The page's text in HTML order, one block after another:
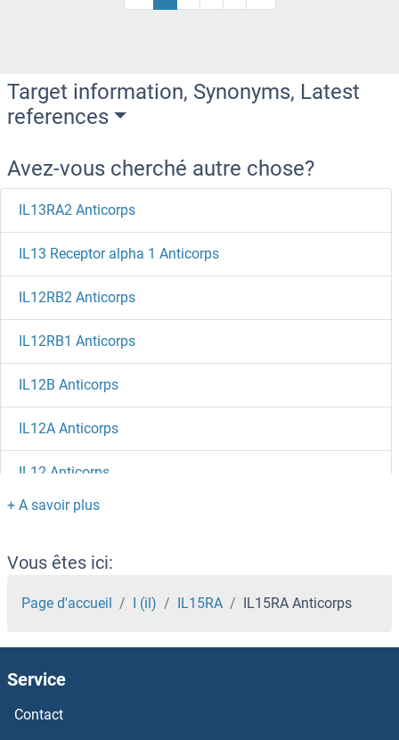
Target information, Synonyms, Latest
references
Avez-vous cherché autre chose?
IL13RA2 Anticorps
IL13 Receptor alpha 1 Anticorps
IL12RB2 Anticorps
IL12RB1 Anticorps
IL12B Anticorps
IL12A Anticorps
IL12 Anticorps
IL11RA Anticorps
IL10RB Anticorps
IL-9 Anticorps
IL-8 Anticorps
IL-7 Anticorps
Vous êtes ici:
Page d'accueil I (il) IL15RA IL15RA Anticorps
Service
Contact